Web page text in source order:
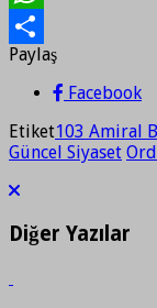
WhatsApp
Paylaş
Paylaş
Facebook
Etiket103 Amiral
Güncel Siyaset
Diğer Yazılar